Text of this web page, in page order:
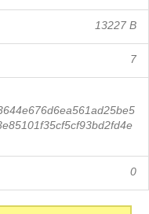
13227 B
7
0